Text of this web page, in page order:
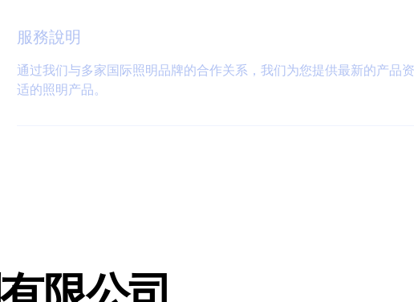
服務說明
通过我们与多家国际照明品牌的合作关系，我们为您提供最新的产品
适的照明产品。